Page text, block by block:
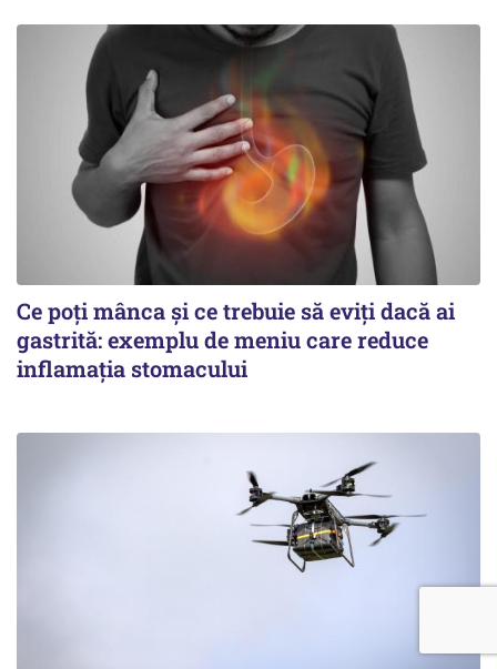
Ce poți mânca și ce trebuie să eviți dacă ai
gastrită: exemplu de meniu care reduce
inflamația stomacului